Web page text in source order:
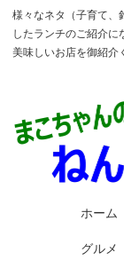
様々なネタ（子育て、
したランチのご紹介に
美味しいお店を御紹
ホーム
グルメ